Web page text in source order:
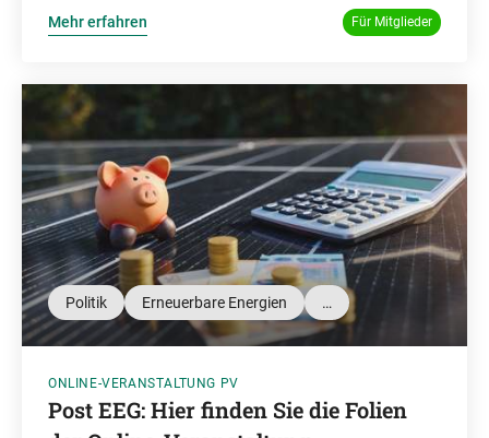
Mehr erfahren Für Mitglieder
Politik Erneuerbare Energien …
ONLINE-VERANSTALTUNG PV
Post EEG: Hier finden Sie die Folien